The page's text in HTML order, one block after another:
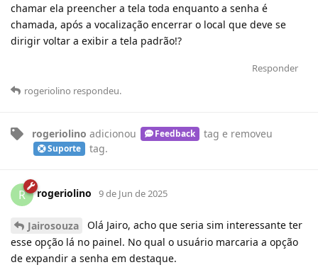
chamar ela preencher a tela toda enquanto a senha é
chamada, após a vocalização encerrar o local que deve se
dirigir voltar a exibir a tela padrão!?
Responder
rogeriolino respondeu.
rogeriolino adicionou Feedback tag e removeu
Suporte tag.
R rogeriolino 9 de Jun de 2025
Jairosouza
Olá Jairo, acho que seria sim interessante ter
esse opção lá no painel. No qual o usuário marcaria a opção
de expandir a senha em destaque.